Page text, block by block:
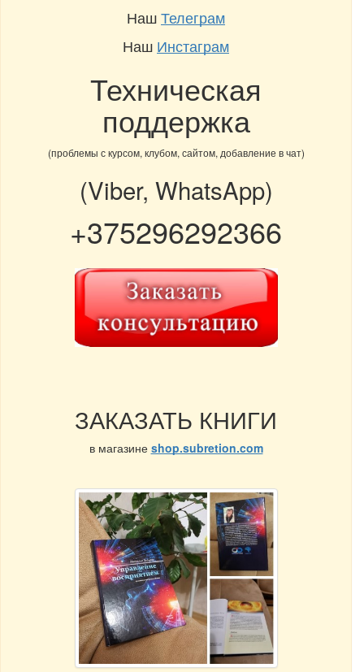
НашТелеграм
Наш Инстаграм
Техническая
поддержка
(проблемы с курсом, клубом, сайтом, добавление в чат)
(Viber, WhatsApp)
+375296292366
ЗАКАЗАТЬ КНИГИ
в магазине shop.subretion.com